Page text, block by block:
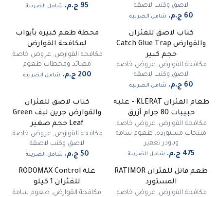
لاصق وكتب لاصقة
شامل الضريبة
شامل الضريبة
كتاب لاصق للفئران
والقوارض Catch Glue Trap
حجم كبير
مكافحة القوارض, عروض خاصة,
لاصق وكتب لاصقة
شامل الضريبة
محطة طعم كبيرة بأبواب
لمكافحة القوارض
مكافحة القوارض, عروض خاصة,
مصائد ومحطات طعوم
شامل الضريبة
غير متوفر طعام الفئران KLERAT - علبة
حبيبات 80 جرام أزرق
مكافحة القوارض, عروض خاصة,
منتجات مستورده, طعوم سامة
وباودر تعفير
شامل الضريبة
كتاب لاصق للفئران
والقوارض جرين ليف Green
Leaf حجم صغير
مكافحة القوارض, عروض خاصة,
لاصق وكتب لاصقة
شامل الضريبة
طعم قاتل للفئران RATIMOR
المستورد
مكافحة القوارض, عروض خاصة,
غلة RODOMAX Control
للفئران 1 كيلو
مكافحة القوارض, طعوم سامة